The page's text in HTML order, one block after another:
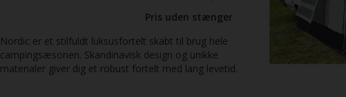
Pris uden stænger
Nordic er et stilfuldt luksusfortelt skabt til brug hele
campingsæsonen. Skandinavisk design og unikke
materialer giver dig et robust fortelt med lang levetid.